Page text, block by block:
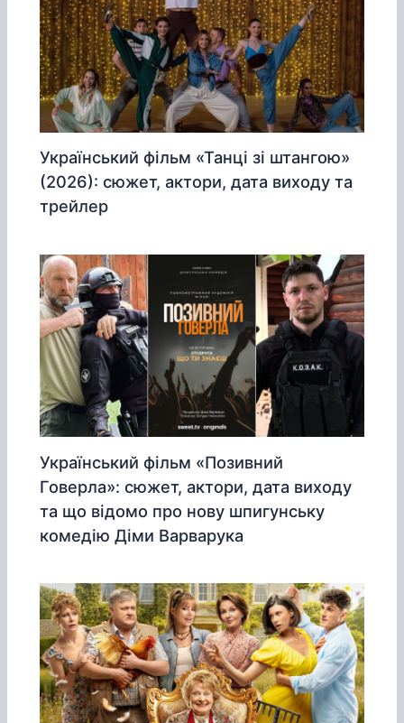
Український фільм «Танці зі штангою»
(2026): сюжет, актори, дата виходу та
трейлер
Український фільм «Позивний
Говерла»: сюжет, актори, дата виходу
та що відомо про нову шпигунську
комедію Діми Варварука